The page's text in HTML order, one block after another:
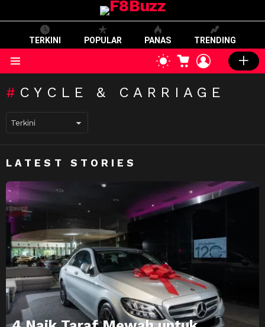
TERKINI POPULAR PANAS TRENDING
SWITCH
SKIN
CART LOGIN
CYCLE & CARRIAGE
LATEST STORIES